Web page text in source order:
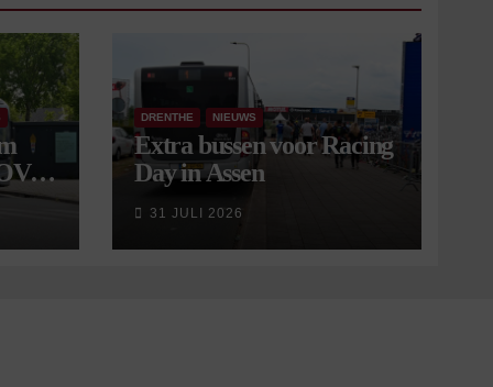
DRENTHE NIEUWS
Extra bussen voor Racing
Day in Assen
31 JULI 2026